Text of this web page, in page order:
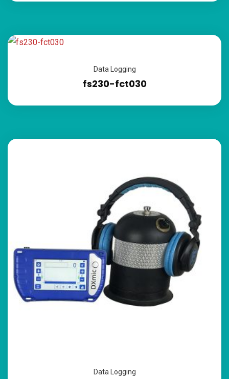
Data Logging
fs230-fct030
Data Logging